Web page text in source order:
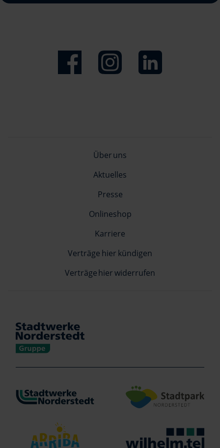
Über uns
Aktuelles
Presse
Onlineshop
Karriere
Verträge hier kündigen
Verträge hier widerrufen